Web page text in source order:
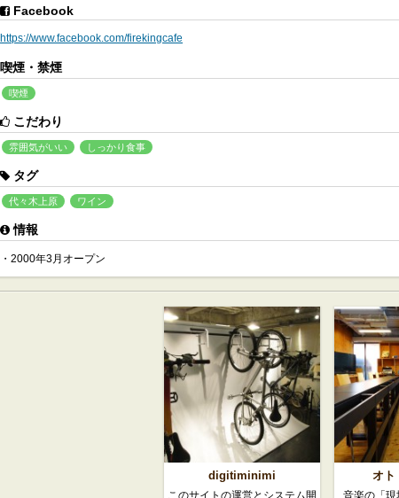
Facebook
https://www.facebook.com/firekingcafe
喫煙・禁煙
喫煙
こだわり
雰囲気がいい しっかり食事
タグ
代々木上原 ワイン
情報
・2000年3月オープン
digitiminimi
このサイトの運営とシステム開
オト
音楽の「現